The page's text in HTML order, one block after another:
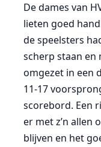
De dames van
lieten goed
de speelsters
scherp staan en
omgezet in een
11-17
scorebord. Een
er met z’n allen
blijven en het